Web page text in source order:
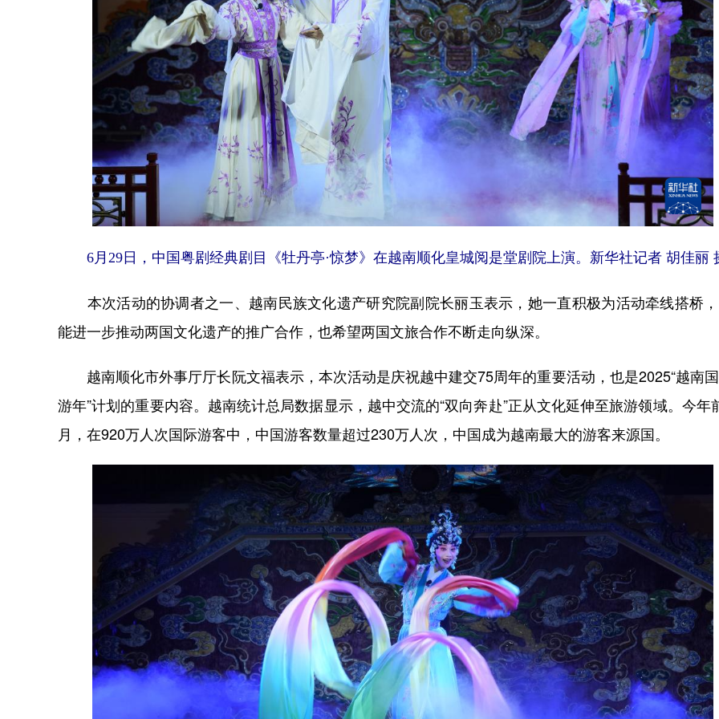
6月29日，中国粤剧经典剧目《牡丹亭·惊梦》在越南顺化皇城阅是堂剧院上演。新华社记者 胡佳丽
本次活动的协调者之一、越南民族文化遗产研究院副院长丽玉表示，她一直积极为活动牵线搭桥
能进一步推动两国文化遗产的推广合作，也希望两国文旅合作不断走向纵深。
越南顺化市外事厅厅长阮文福表示，本次活动是庆祝越中建交75周年的重要活动，也是2025“越南
游年”计划的重要内容。越南统计总局数据显示，越中交流的“双向奔赴”正从文化延伸至旅游领域。今年
月，在920万人次国际游客中，中国游客数量超过230万人次，中国成为越南最大的游客来源国。